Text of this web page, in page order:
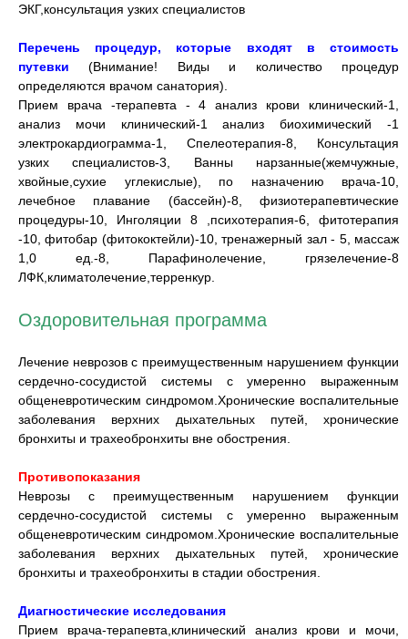
ЭКГ,консультация узких специалистов
Перечень процедур, которые входят в стоимость
путевки
(Внимание! Виды и количество процедур
определяются врачом санатория).
Прием врача -терапевта - 4 анализ крови клинический-1,
анализ мочи клинический-1 анализ биохимический -1
электрокардиограмма-1, Спелеотерапия-8, Консультация
узких специалистов-3, Ванны нарзанные(жемчужные,
хвойные,сухие углекислые), по назначению врача-10,
лечебное плавание (бассейн)-8, физиотерапевтические
процедуры-10, Инголяции 8 ,психотерапия-6, фитотерапия
-10, фитобар (фитококтейли)-10, тренажерный зал - 5, массаж
1,0 ед.-8, Парафинолечение, грязелечение-8
ЛФК,климатолечение,терренкур.
Оздоровительная программа
Лечение неврозов с преимущественным нарушением функции
сердечно-сосудистой системы с умеренно выраженным
общеневротическим синдромом.Хронические воспалительные
заболевания верхних дыхательных путей, хронические
бронхиты и трахеобронхиты вне обострения.
Противопоказания
Неврозы с преимущественным нарушением функции
сердечно-сосудистой системы с умеренно выраженным
общеневротическим синдромом.Хронические воспалительные
заболевания верхних дыхательных путей, хронические
бронхиты и трахеобронхиты в стадии обострения.
Диагностические исследования
Прием врача-терапевта,клинический анализ крови и мочи,